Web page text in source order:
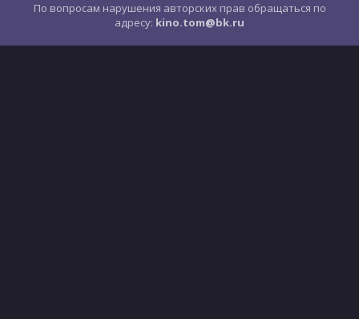
По вопросам нарушения авторских прав обращаться по
адресу: kino.tom@bk.ru